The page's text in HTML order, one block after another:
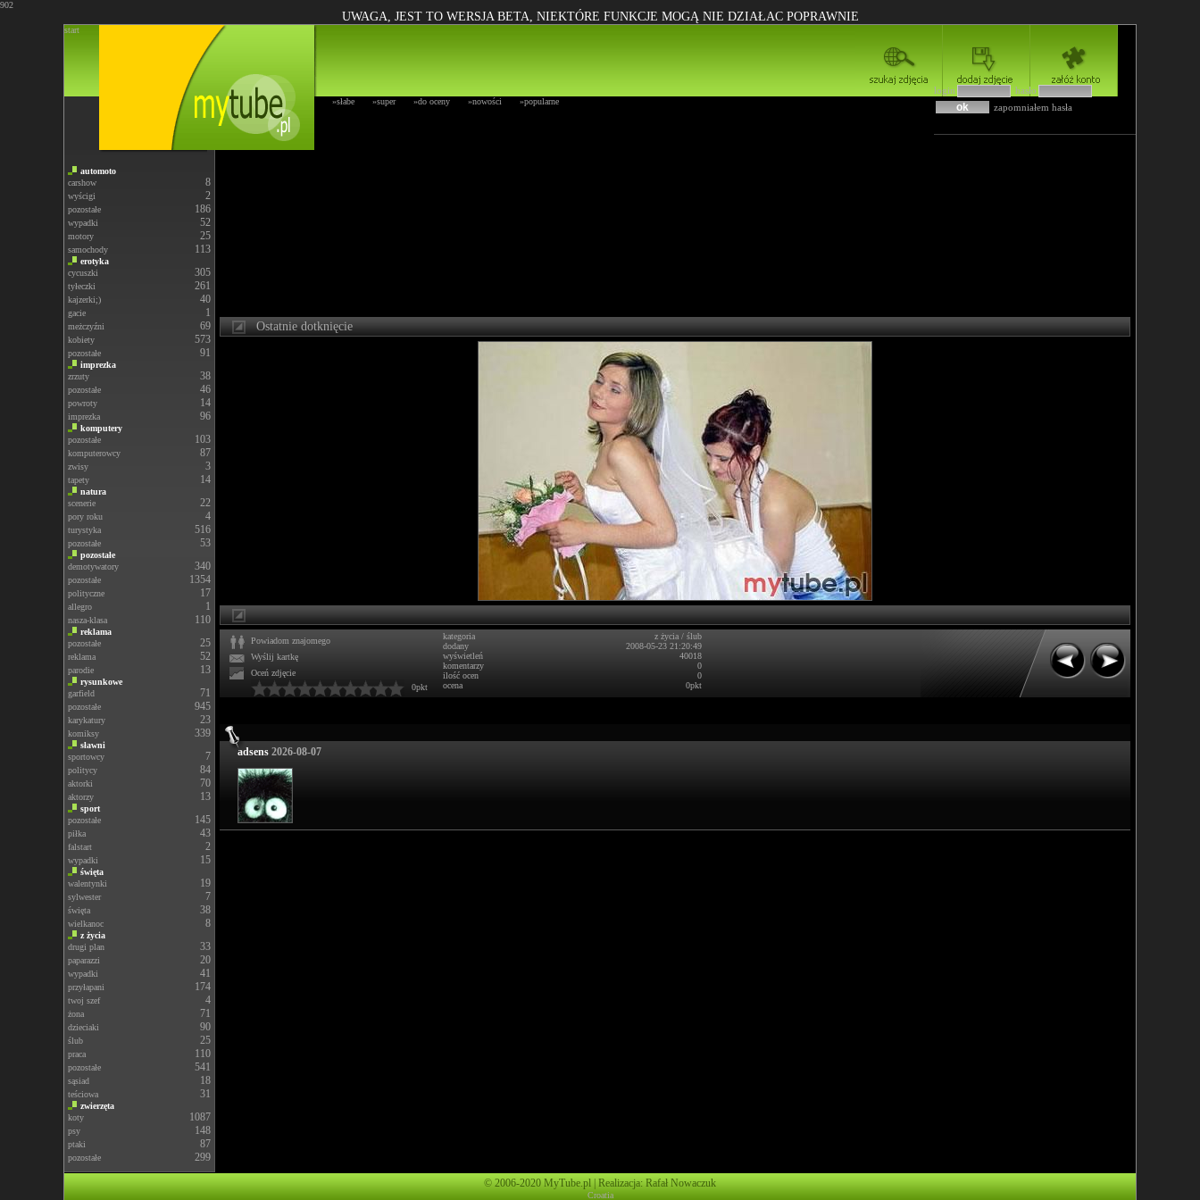
902
UWAGA, JEST TO WERSJA BETA, NIEKTÓRE FUNKCJE MOGĄ NIE DZIAŁAC POPRAWNIE
start
»słabe »super »do oceny »nowości »popularne
login
hasło
zapomniałem hasła
automoto
carshow
8
wyścigi 2
pozostałe 186
wypadki 52
motory 25
samochody 113
erotyka
cycuszki
305
tyłeczki 261
kajzerki;) 40
gacie 1
meżczyźni 69
kobiety 573
pozostałe 91
imprezka
zrzuty
38
pozostałe 46
powroty 14
imprezka 96
komputery
pozostałe
103
komputerowcy 87
zwisy 3
tapety 14
natura
scenerie
22
pory roku 4
turystyka 516
pozostałe 53
pozostałe
demotywatory
340
pozostałe 1354
polityczne 17
allegro 1
nasza-klasa 110
reklama
pozostałe
25
reklama 52
parodie 13
rysunkowe
garfield
71
pozostałe 945
karykatury 23
komiksy 339
sławni
sportowcy
7
politycy 84
aktorki 70
aktorzy 13
sport
pozostałe
145
piłka 43
falstart 2
wypadki 15
święta
walentynki
19
sylwester 7
święta 38
wielkanoc 8
z życia
drugi plan
33
paparazzi 20
wypadki 41
przyłapani 174
twoj szef 4
żona 71
dzieciaki 90
ślub 25
praca 110
pozostałe 541
sąsiad 18
teściowa 31
zwierzęta
koty
1087
psy 148
ptaki 87
pozostałe 299
Ostatnie dotknięcie
Powiadom znajomego
Wyślij kartkę
Oceń zdjęcie
0pkt
kategoria
dodany
wyświetleń
komentarzy
ilość ocen
ocena
z życia / ślub
2008-05-23 21:20:49
40018
0
0
0pkt
adsens 2026-08-07
© 2006-2020 MyTube.pl | Realizacja: Rafał Nowaczuk
Croatia